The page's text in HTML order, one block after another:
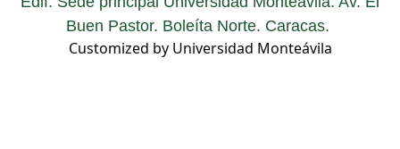
Buen Pastor. Boleíta Norte. Caracas.
Customized by Universidad Monteávila